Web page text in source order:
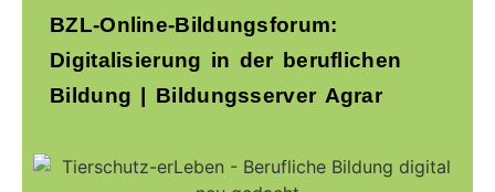
BZL-Online-Bildungsforum:
Digitalisierung in der beruflichen
Bildung | Bildungsserver Agrar